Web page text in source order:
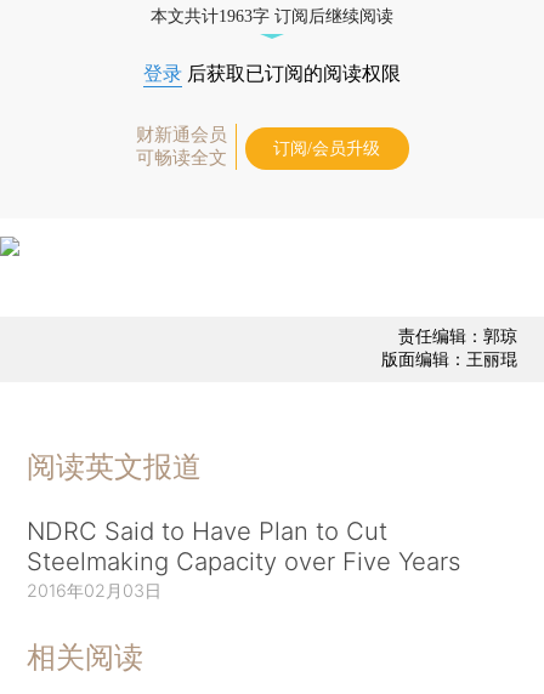
本文共计1963字 订阅后继续阅读
登录 后获取已订阅的阅读权限
财新通会员
可畅读全文
订阅/会员升级
责任编辑：郭琼
版面编辑：王丽琨
阅读英文报道
NDRC Said to Have Plan to Cut
Steelmaking Capacity over Five Years
2016年02月03日
相关阅读